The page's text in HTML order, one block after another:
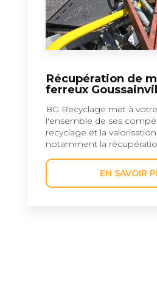
Récupération de
ferreux
BG Recyclage met à
l'ensemble de ses
recyclage et la
notamment la
EN SAVOIR